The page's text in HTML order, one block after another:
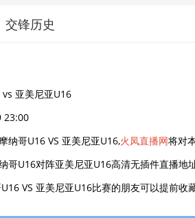
交锋历史
亚美尼亚U16
23:00
纳哥U16 VS 亚美尼亚U16,火凤直播网将对
哥U16对阵亚美尼亚U16高清无插件直播
VS 亚美尼亚U16比赛的朋友可以提前收